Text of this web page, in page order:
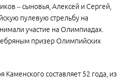
– сыновья, Алексей и Сергей,
пулевую стрельбу на
участие на Олимпиадах.
призер Олимпийских
составляет 52 года, из